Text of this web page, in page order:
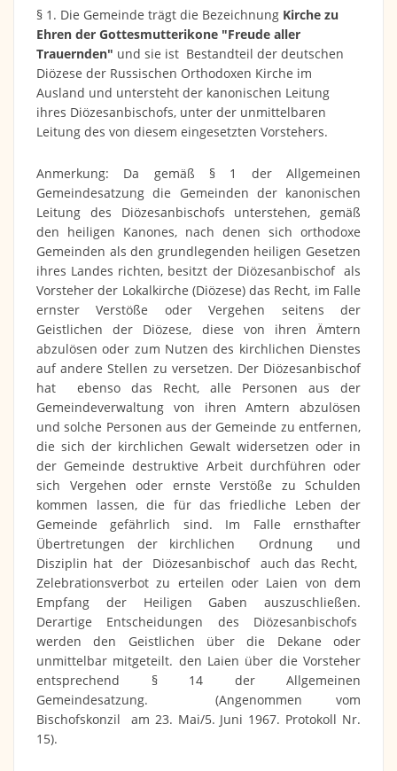
§ 1. Die Gemeinde trägt die Bezeichnung Kirche zu
Ehren der Gottesmutterikone "Freude aller
Trauernden" und sie ist Bestandteil der deutschen
Diözese der Russischen Orthodoxen Kirche im
Ausland und untersteht der kanonischen Leitung
ihres Diözesanbischofs, unter der unmittelbaren
Leitung des von diesem eingesetzten Vorstehers.
Anmerkung: Da gemäß § 1 der Allgemeinen
Gemeindesatzung die Gemeinden der kanonischen
Leitung des Diözesanbischofs unterstehen, gemäß
den heiligen Kanones, nach denen sich orthodoxe
Gemeinden als den grundlegenden heiligen Gesetzen
ihres Landes richten, besitzt der Diözesanbischof als
Vorsteher der Lokalkirche (Diözese) das Recht, im Falle
ernster Verstöße oder Vergehen seitens der
Geistlichen der Diözese, diese von ihren Ämtern
abzulösen oder zum Nutzen des kirchlichen Dienstes
auf andere Stellen zu versetzen. Der Diözesanbischof
hat ebenso das Recht, alle Personen aus der
Gemeindeverwaltung von ihren Amtern abzulösen
und solche Personen aus der Gemeinde zu entfernen,
die sich der kirchlichen Gewalt widersetzen oder in
der Gemeinde destruktive Arbeit durchführen oder
sich Vergehen oder ernste Verstöße zu Schulden
kommen lassen, die für das friedliche Leben der
Gemeinde gefährlich sind. Im Falle ernsthafter
Übertretungen der kirchlichen Ordnung und
Disziplin hat der Diözesanbischof auch das Recht,
Zelebrationsverbot zu erteilen oder Laien von dem
Empfang der Heiligen Gaben auszuschließen.
Derartige Entscheidungen des Diözesanbischofs
werden den Geistlichen über die Dekane oder
unmittelbar mitgeteilt. den Laien über die Vorsteher
entsprechend § 14 der Allgemeinen
Gemeindesatzung. (Angenommen vom
Bischofskonzil am 23. Mai/5. Juni 1967. Protokoll Nr.
15).